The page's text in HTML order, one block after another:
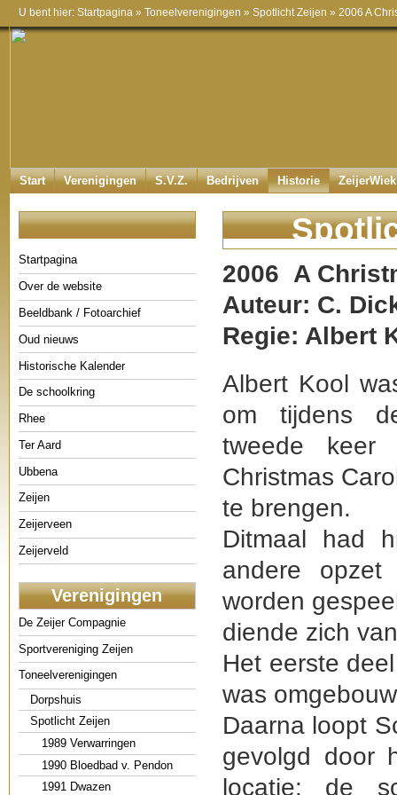
U bent hier: Startpagina » Toneelverenigingen » Spotlicht Zeijen » 2006 A
Start Verenigingen S.V.Z. Bedrijven Historie
Startpagina
Over de website
Beeldbank / Fotoarchief
Oud nieuws
Historische Kalender
De schoolkring
Rhee
Ter Aard
Ubbena
Zeijen
Zeijerveen
Zeijerveld
Verenigingen
De Zeijer Compagnie
Sportvereniging Zeijen
Toneelverenigingen
Dorpshuis
Spotlicht Zeijen
1989 Verwarringen
1990 Bloedbad v. Pendon
1991 Dwazen
2006 A
Auteur: C.
Regie: Albert
Albert Kool
om tijdens
tweede keer
Christmas
te brengen.
Ditmaal had
andere
worden
diende zich
Het eerste
was
Daarna loopt
gevolgd door
locatie: de